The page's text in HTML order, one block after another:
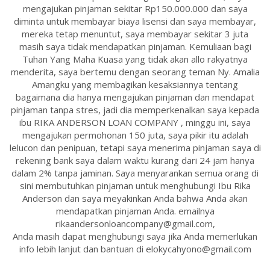
mengajukan pinjaman sekitar Rp150.000.000 dan saya
diminta untuk membayar biaya lisensi dan saya membayar,
mereka tetap menuntut, saya membayar sekitar 3 juta
masih saya tidak mendapatkan pinjaman. Kemuliaan bagi
Tuhan Yang Maha Kuasa yang tidak akan allo rakyatnya
menderita, saya bertemu dengan seorang teman Ny. Amalia
Amangku yang membagikan kesaksiannya tentang
bagaimana dia hanya mengajukan pinjaman dan mendapat
pinjaman tanpa stres, jadi dia memperkenalkan saya kepada
ibu RIKA ANDERSON LOAN COMPANY , minggu ini, saya
mengajukan permohonan 150 juta, saya pikir itu adalah
lelucon dan penipuan, tetapi saya menerima pinjaman saya di
rekening bank saya dalam waktu kurang dari 24 jam hanya
dalam 2% tanpa jaminan. Saya menyarankan semua orang di
sini membutuhkan pinjaman untuk menghubungi Ibu Rika
Anderson dan saya meyakinkan Anda bahwa Anda akan
mendapatkan pinjaman Anda. emailnya
rikaandersonloancompany@gmail.com,
Anda masih dapat menghubungi saya jika Anda memerlukan
info lebih lanjut dan bantuan di elokycahyono@gmail.com